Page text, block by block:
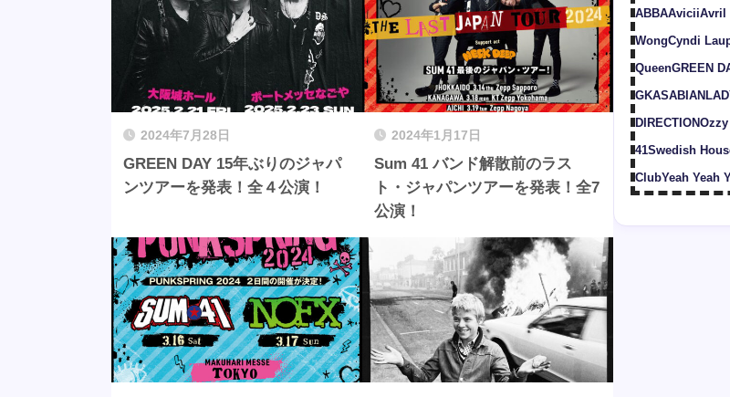
2024年7月28日
GREEN DAY 15年ぶりのジャパ
ンツアーを発表！全４公演！
2024年1月17日
Sum 41 バンド解散前のラス
ト・ジャパンツアーを発表！全7
公演！
ABBAAviciiAvril
WongCyndi
QueenGREEN
GKASABIAN
DIRECTION
41Swedish
ClubYeah Yeah